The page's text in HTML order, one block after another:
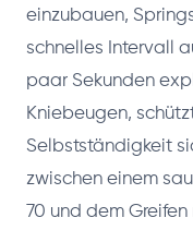
einzubauen,
schnelles Intervall
paar Sekunden
Kniebeugen,
Selbstständigkeit
zwischen einem
70 und dem